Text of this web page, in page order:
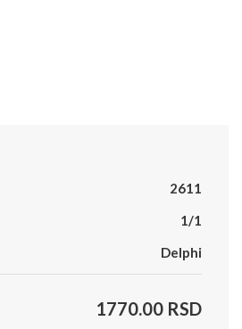
2611
1/1
Delphi
1770.00 RSD